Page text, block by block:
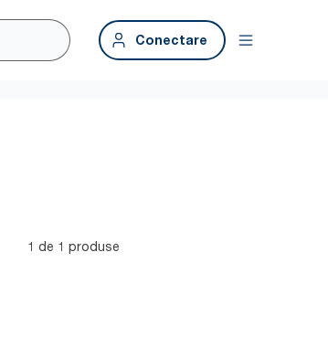
Conectare
1 de 1 produse